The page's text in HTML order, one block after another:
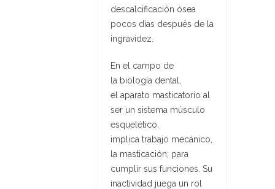
descalcificación ósea
pocos días después de la
ingravidez.
En el campo de
la biología dental,
el aparato masticatorio al
ser un sistema músculo
esquelético,
implica trabajo mecánico,
la masticación; para
cumplir sus funciones. Su
inactividad juega un rol